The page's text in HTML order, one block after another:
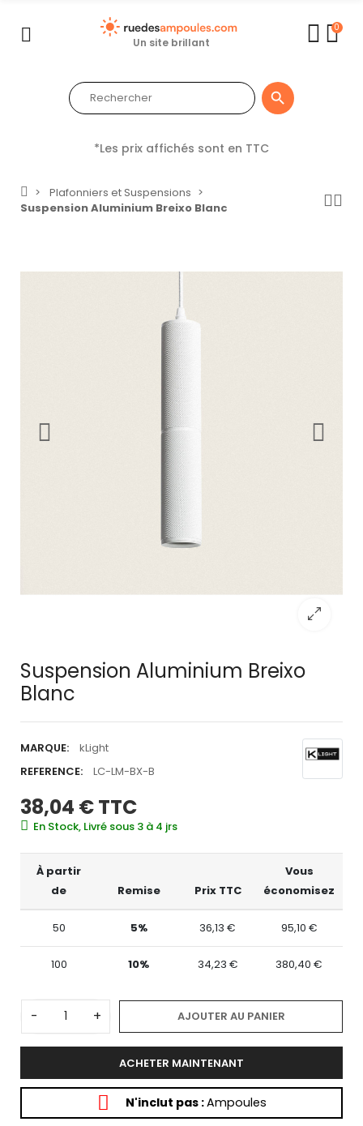
Un site brillant
0

*Les prix affichés sont en TTC
Plafonniers et Suspensions
Suspension Aluminium Breixo Blanc
Suspension Aluminium Breixo
Blanc
MARQUE:
kLight
REFERENCE:
LC-LM-BX-B
38,04 €TTC
En Stock, Livré sous 3 à 4 jrs
À partir
de
Remise Prix TTC
Vous
économisez
50 5% 36,13 € 95,10 €
100 10% 34,23 € 380,40 €
- + AJOUTER AU PANIER
ACHETER MAINTENANT
N'inclut pas :Ampoules